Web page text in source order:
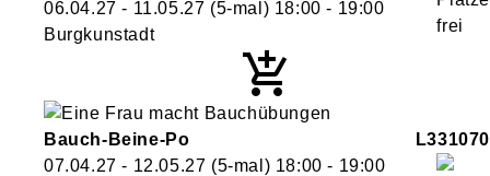
06.04.27 - 11.05.27 (5-mal) 18:00 - 19:00
Burgkunstadt
Bauch-Beine-Po
L331070
07.04.27 - 12.05.27 (5-mal) 18:00 - 19:00